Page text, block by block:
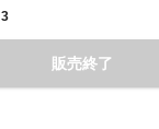
3
販売終了